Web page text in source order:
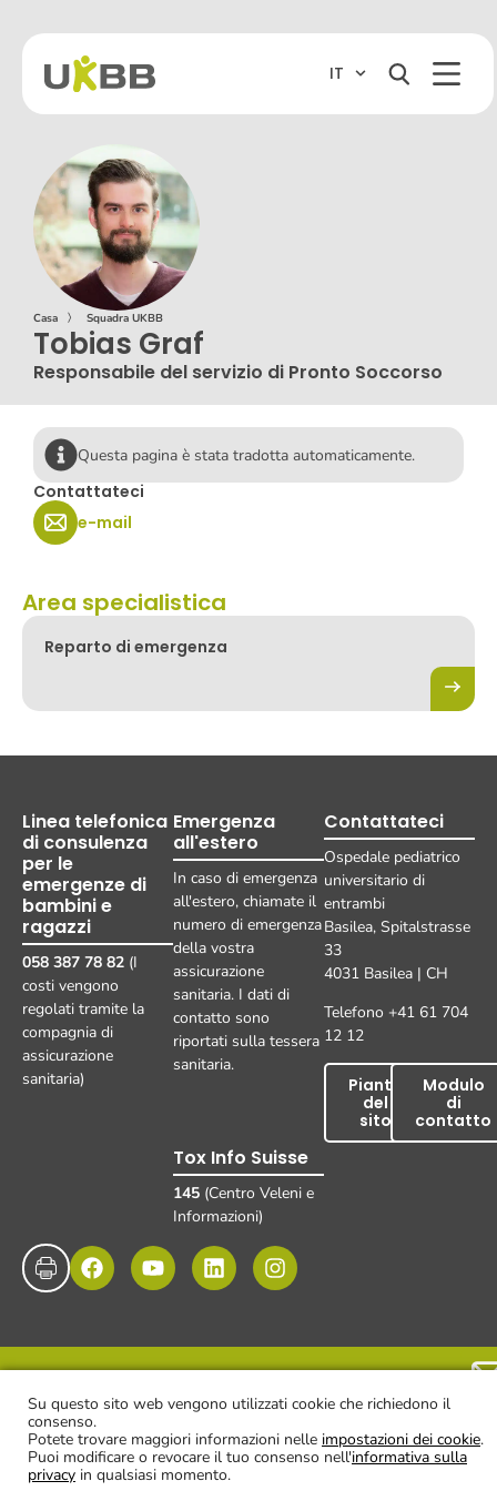
IT
Casa 〉 Squadra UKBB
Tobias Graf
Responsabile del servizio di Pronto Soccorso
Questa pagina è stata tradotta automaticamente.
Contattateci
e-mail
Area specialistica
Reparto di emergenza
Linea telefonica
di consulenza
per le
emergenze di
bambini e
ragazzi
058 387 78 82 (I
costi vengono
regolati tramite la
compagnia di
assicurazione
sanitaria)
Emergenza
all'estero
In caso di emergenza
all'estero, chiamate il
numero di emergenza
della vostra
assicurazione
sanitaria. I dati di
contatto sono
riportati sulla tessera
sanitaria.
Tox Info Suisse
145 (Centro Veleni e
Informazioni)
Contattateci
Ospedale pediatrico
universitario di
entrambi
Basilea, Spitalstrasse
33
4031 Basilea | CH
Telefono +41 61 704
12 12
Pianta
del
sito
Modulo
di
contatto
© UKBB, 2025
Impronta
Protezione dei dati
Esclusione di responsabilità